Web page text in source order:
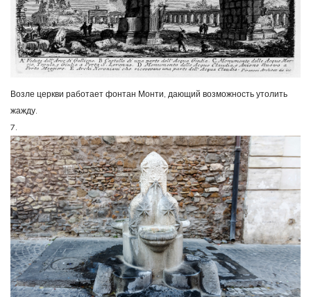
Возле церкви работает фонтан Монти, дающий возможность утолить
жажду.
7.